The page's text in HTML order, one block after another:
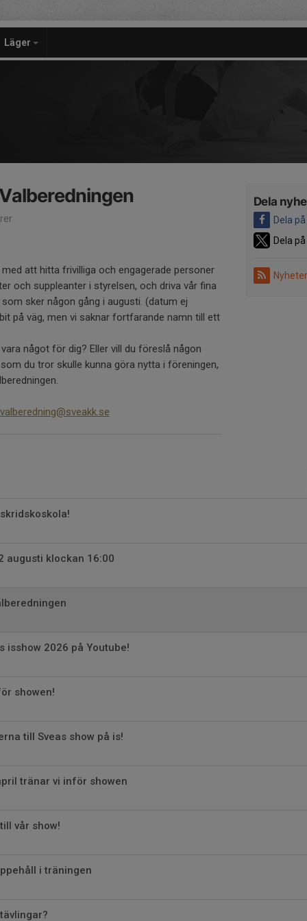
Läger
Dela
Dela
Dela på
att hitta frivilliga och engagerade personer
och suppleanter i styrelsen, och driva vår fina
sker någon gång i augusti. (datum ej
på väg, men vi saknar fortfarande namn till ett
något för dig? Eller vill du föreslå någon
du tror skulle kunna göra nytta i föreningen,
valberedning@sveakk.se
augusti klockan 16:00
isshow 2026 på Youtube!
showen!
till Sveas show på is!
tränar vi inför showen
vår show!
i träningen